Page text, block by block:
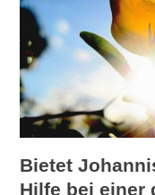
Bietet
Hilfe bei einer